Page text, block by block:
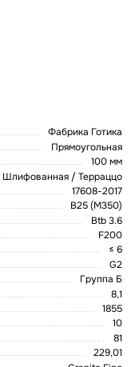
Фабрика Готика
Прямоугольная
100 мм
Шлифованная / Терраццо
17608-2017
В25 (М350)
Btb 3.6
F200
≤ 6
G2
Группа Б
8,1
1855
10
81
229,01